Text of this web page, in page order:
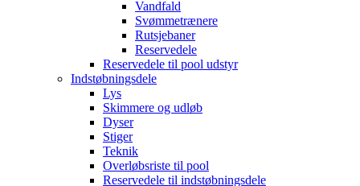
Vandfald
Svømmetrænere
Rutsjebaner
Reservedele
Reservedele til pool udstyr
Indstøbningsdele
Lys
Skimmere og udløb
Dyser
Stiger
Teknik
Overløbsriste til pool
Reservedele til indstøbningsdele